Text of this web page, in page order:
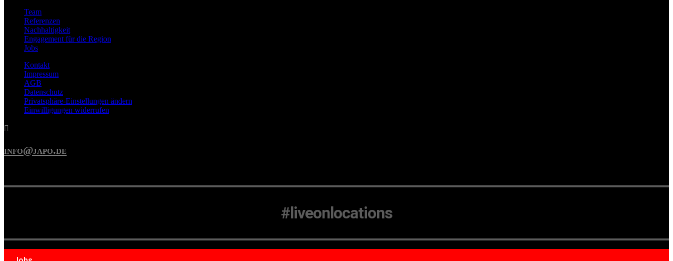
Team
Referenzen
Nachhaltigkeit
Engagement für die Region
Jobs
Kontakt
Impressum
AGB
Datenschutz
Privatsphäre-Einstellungen ändern
Einwilligungen widerrufen

info@japo.de
#liveonlocations